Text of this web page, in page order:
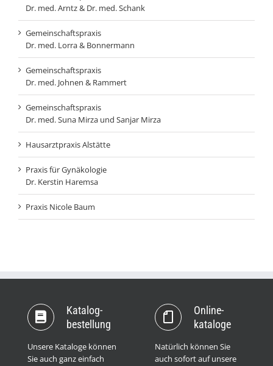
Dr. med. Arntz & Dr. med. Schank
Gemeinschaftspraxis
Dr. med. Lorra & Bonnermann
Gemeinschaftspraxis
Dr. med. Johnen & Rammert
Gemeinschaftspraxis
Dr. med. Suna Mirza und Sanjar Mirza
Hausarztpraxis Alstätte
Praxis für Gynäkologie
Dr. Kerstin Haremsa
Praxis Nicole Baum
Katalog­
bestellung
Unsere Kataloge können
Sie auch ganz einfach
Online­
kataloge
Natürlich können Sie
auch sofort auf unsere